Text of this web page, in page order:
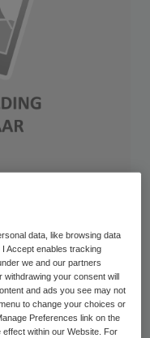
krijgen een
en willen op
locatie
de
orde, maar ze
data, like browsing data
Accept enables tracking
we and our partners
withdrawing your consent will
and ads you see may not
to change your choices or
Preferences link on the
within our Website. For